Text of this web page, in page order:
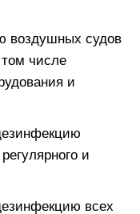
воздушных судов
числе
и
и
всех